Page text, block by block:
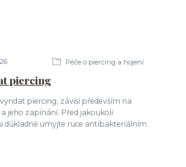
Péče o piercing a hojení
piercing
piercing, závisí především na
jeho zapínání. Před jakoukoli
důkladně umyjte ruce antibakteriálním